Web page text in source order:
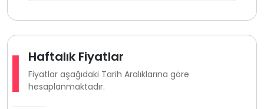
Not: Aynı bölgede ve benzer özellikte toplam 19 villa
bulunmaktadır. Her villa özel havuzlu olarak hizmet
vermektedir. Oyun alanı, spor salonu ve otopark ortak
kullanımlıdır.
Not: Havuz kullanım saati 22:00’ye kadardır.
Haftalık Fiyatlar
Fiyatlar aşağıdaki Tarih Aralıklarına göre
hesaplanmaktadır.